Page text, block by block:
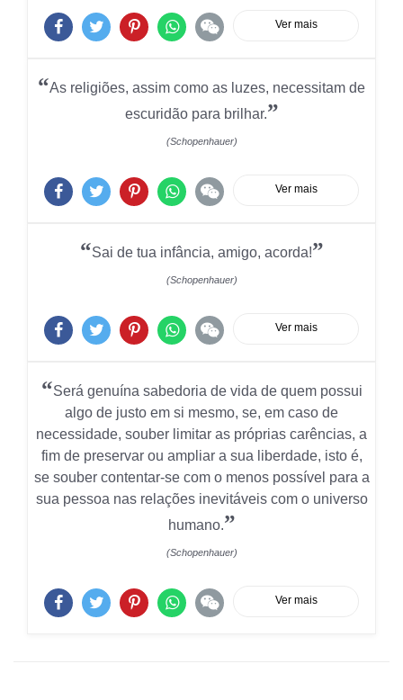
Ver mais
“As religiões, assim como as luzes, necessitam de
escuridão para brilhar.”
(Schopenhauer)
Ver mais
“Sai de tua infância, amigo, acorda!”
(Schopenhauer)
Ver mais
“Será genuína sabedoria de vida de quem possui
algo de justo em si mesmo, se, em caso de
necessidade, souber limitar as próprias carências, a
fim de preservar ou ampliar a sua liberdade, isto é,
se souber contentar-se com o menos possível para a
sua pessoa nas relações inevitáveis com o universo
humano.”
(Schopenhauer)
Ver mais